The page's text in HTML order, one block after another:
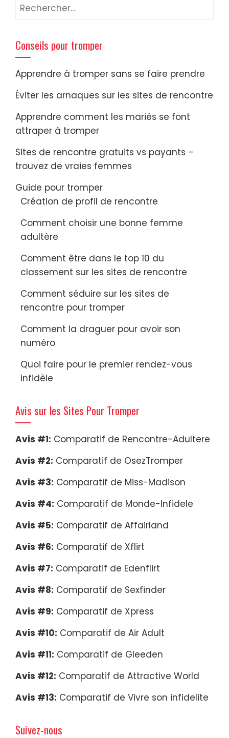
Rechercher :
Conseils pour tromper
Apprendre à tromper sans se faire prendre
Éviter les arnaques sur les sites de rencontre
Apprendre comment les mariés se font
attraper à tromper
Sites de rencontre gratuits vs payants –
trouvez de vraies femmes
Guide pour tromper
Création de profil de rencontre
Comment choisir une bonne femme
adultère
Comment être dans le top 10 du
classement sur les sites de rencontre
Comment séduire sur les sites de
rencontre pour tromper
Comment la draguer pour avoir son
numéro
Quoi faire pour le premier rendez-vous
infidèle
Avis sur les Sites Pour Tromper
Avis #1: Comparatif de Rencontre-Adultere
Avis #2: Comparatif de OsezTromper
Avis #3: Comparatif de Miss-Madison
Avis #4: Comparatif de Monde-Infidele
Avis #5: Comparatif de Affairland
Avis #6: Comparatif de Xflirt
Avis #7: Comparatif de Edenflirt
Avis #8: Comparatif de Sexfinder
Avis #9: Comparatif de Xpress
Avis #10: Comparatif de Air Adult
Avis #11: Comparatif de Gleeden
Avis #12: Comparatif de Attractive World
Avis #13: Comparatif de Vivre son infidelite
Suivez-nous